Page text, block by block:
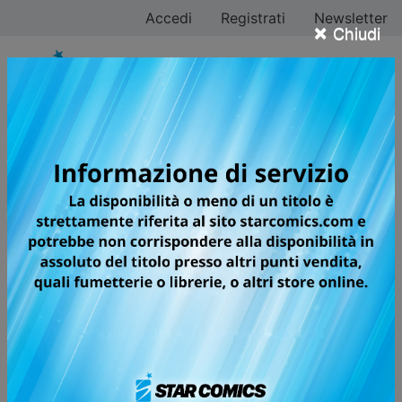
× Chiudi
Accedi Registrati Newsletter
KEEP YOUR HANDS
OFF EIZOUKEN!
Midori Asakusa sogna di realizzare un anime, ma da
sola non riesce a fare il primo passo. Tutto cambia
quando incontra Tsubame Mizusaki, una modella
influencer che frequenta il suo stesso anno di liceo, e
scopre che anche lei sogna di diventare un’animatrice.
Con l’aggiunta della scaltra Sayaka Kanamori, un’amica
spilungona che ambisce solo a far soldi, inizia
l’implacabile avanzata delle tre esuberanti ragazze per